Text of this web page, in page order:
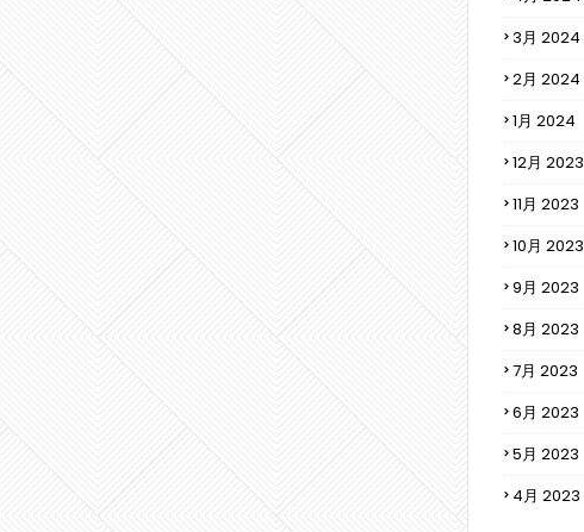
3月 2024
2月 2024
1月 2024
12月 2023
11月 2023
10月 2023
9月 2023
8月 2023
7月 2023
6月 2023
5月 2023
4月 2023